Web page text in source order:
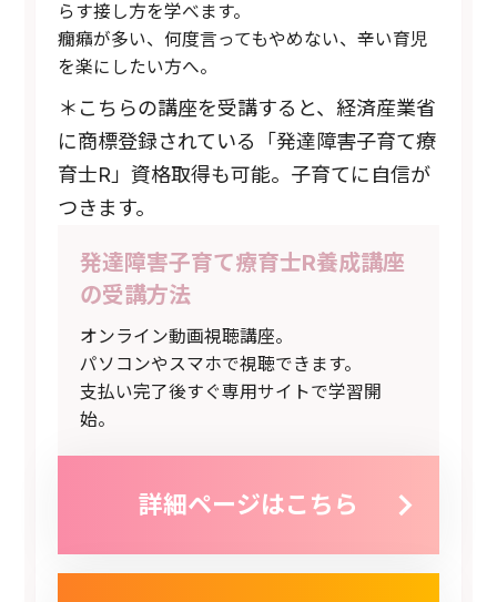
らす接し方を学べます。
癇癪が多い、何度言ってもやめない、辛い育児
を楽にしたい方へ。
＊こちらの講座を受講すると、経済産業省
に商標登録されている「発達障害子育て療
育士R」資格取得も可能。子育てに自信が
つきます。
発達障害子育て療育士R養成講座
の受講方法
オンライン動画視聴講座。
パソコンやスマホで視聴できます。
支払い完了後すぐ専用サイトで学習開
始。
詳細ページはこちら